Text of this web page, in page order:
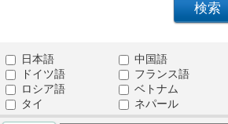
日本語
中国語
ドイツ語
フランス語
ロシア語
ベトナム
タイ
ネパール